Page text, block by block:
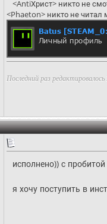
<AntiХрист> никто не
<Phaeton> никто не читал
Последний раз
исполнено)) с
я хочу поступить в